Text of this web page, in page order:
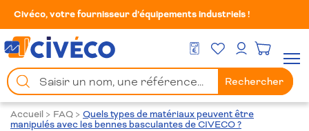
Civéco, votre fournisseur d’équipements industriels !
DEVIS GRATUIT
Mes FavorisMon compte
Chercher
un
produit
Rechercher
Accueil > FAQ > Quels types de matériaux peuvent être
manipulés avec les bennes basculantes de CIVECO ?